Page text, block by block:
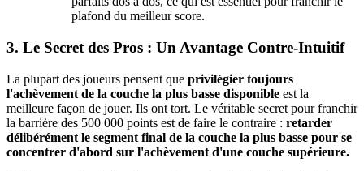
plafond du meilleur score.
3. Le Secret des Pros : Un Avantage Contre-Intuitif
La plupart des joueurs pensent que privilégier toujours
l'achèvement de la couche la plus basse disponible est la
meilleure façon de jouer. Ils ont tort. Le véritable secret pour franchir
la barrière des 500 000 points est de faire le contraire : retarder
délibérément le segment final de la couche la plus basse pour se
concentrer d'abord sur l'achèvement d'une couche supérieure.